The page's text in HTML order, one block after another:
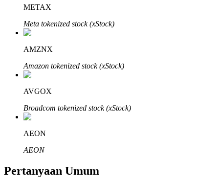
Mitra Bitrue
Afiliasi Bitrue
Hingga 65% Komisi!
METAX
Meta tokenized stock (xStock)
AMZNX
Amazon tokenized stock (xStock)
AVGOX
Broadcom tokenized stock (xStock)
AEON
AEON
Pertanyaan Umum